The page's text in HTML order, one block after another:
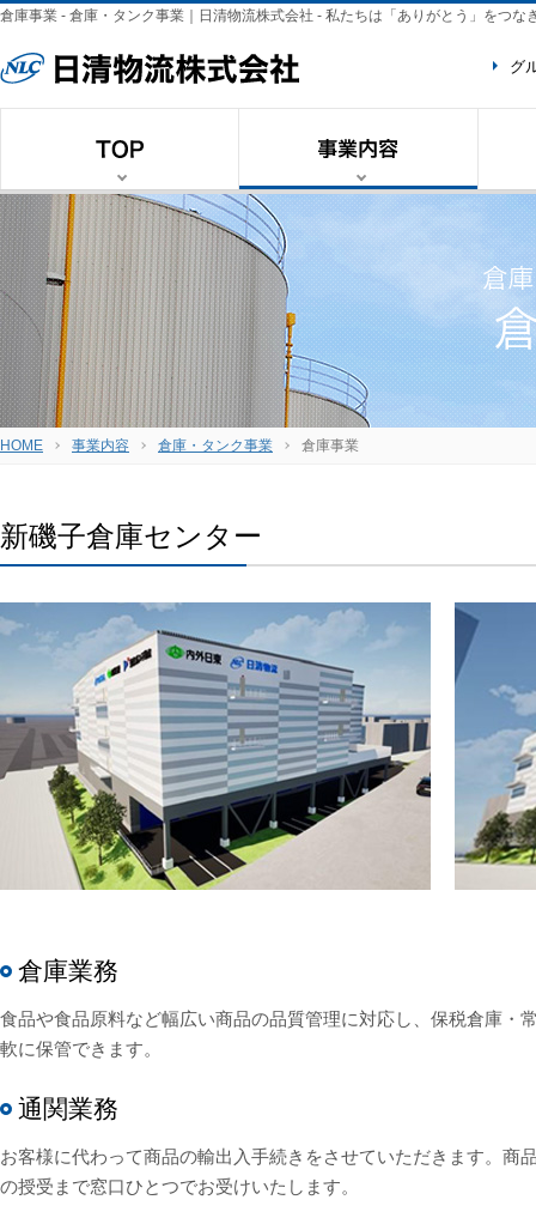
倉庫事業 - 倉庫・タンク事業｜日清物流株式会社 - 私たちは「ありがとう」をつな
グ
HOME 事業内容 倉庫・タンク事業 倉庫事業
新磯子倉庫センター
倉庫業務
食品や食品原料など幅広い商品の品質管理に対応し、保税倉庫・
軟に保管できます。
通関業務
お客様に代わって商品の輸出入手続きをさせていただきます。商
の授受まで窓口ひとつでお受けいたします。